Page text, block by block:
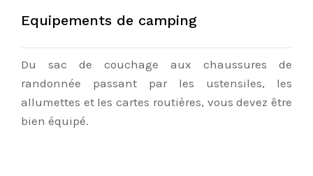
Equipements de camping
Du sac de couchage aux chaussures de
randonnée passant par les ustensiles, les
allumettes et les cartes routières, vous devez être
bien équipé.